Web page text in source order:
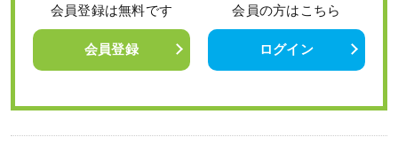
会員登録は無料です
会員登録
会員の方はこちら
ログイン